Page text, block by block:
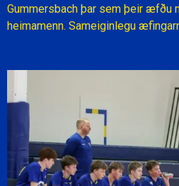
Gummersbach þar sem þeir æfðu
heimamenn. Sameiginlegu